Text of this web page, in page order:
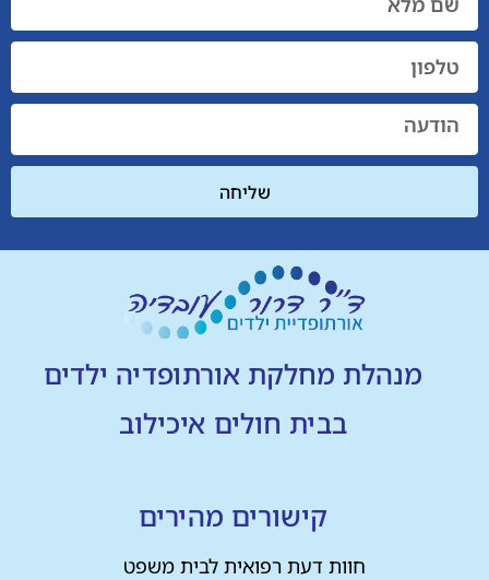
שליחה
מנהלת מחלקת אורתופדיה ילדים
בבית חולים איכילוב
קישורים מהירים
חוות דעת רפואית לבית משפט